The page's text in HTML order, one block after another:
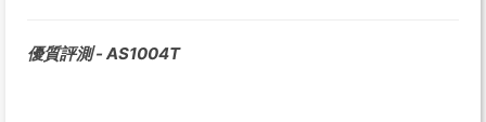
優質評測 - AS1004T